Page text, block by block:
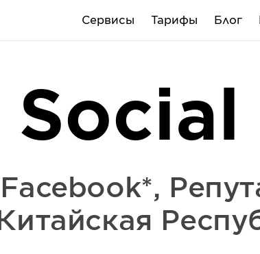
Сервисы Тарифы Блог
Facebook*,
Китайская